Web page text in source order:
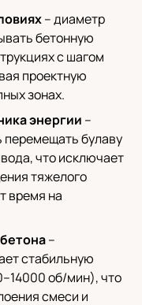
– диаметр
бетонную
с шагом
проектную
зонах.
энергии –
перемещать булаву
что исключает
тяжелого
время на
–
стабильную
об/мин), что
смеси и